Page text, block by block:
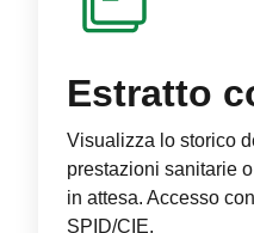
Estratto
Visualizza lo storico
prestazioni sanitarie
in attesa. Accesso
SPID/CIE.